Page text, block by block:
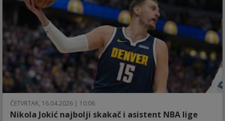
ČETVRTAK, 16.04.2026 | 10:06
Nikola Jokić najbolji skakač i asistent NBA lige